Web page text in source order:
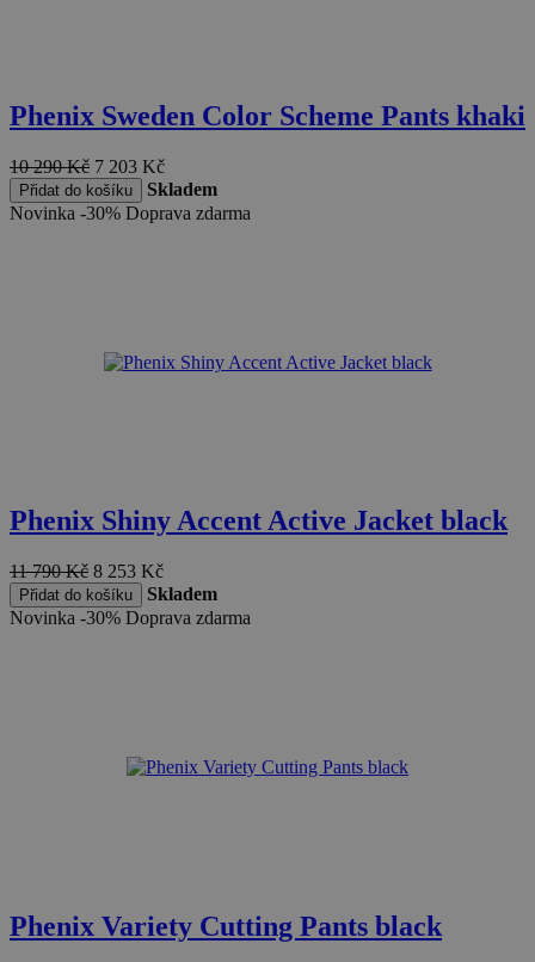
Phenix Sweden Color Scheme Pants khaki
10 290Kč 7 203 Kč
Přidat do košíku
Skladem
Novinka -30% Doprava zdarma
Phenix Shiny Accent Active Jacket black
11 790Kč 8 253 Kč
Přidat do košíku
Skladem
Novinka -30% Doprava zdarma
Phenix Variety Cutting Pants black